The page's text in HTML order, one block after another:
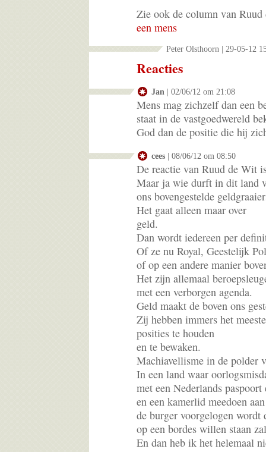
Zie ook de column van
een mens
Peter Olsthoorn | 29-05-12
Reacties
Jan | 02/06/12 om 21:08
Mens mag zichzelf dan een
staat in de vastgoedwereld
God dan de positie die hij
cees | 08/06/12 om 08:50
De reactie van Ruud de Wit
Maar ja wie durft in dit land
ons bovengestelde
Het gaat alleen maar over
geld.
Dan wordt iedereen per
Of ze nu Royal, Geestelijk
of op een andere manier
Het zijn allemaal
met een verborgen agenda.
Geld maakt de boven ons
Zij hebben immers het
posities te houden
en te bewaken.
Machiavellisme in de polder
In een land waar
met een Nederlands
en een kamerlid meedoen
de burger voorgelogen
op een bordes willen staan
En dan heb ik het helemaal